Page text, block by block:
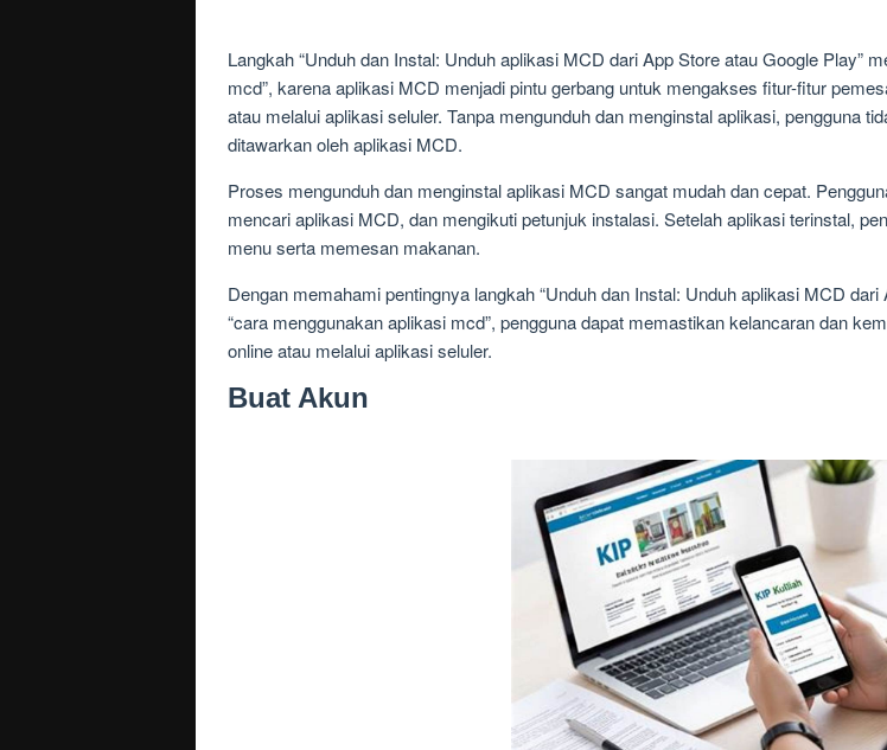
Langkah “Unduh dan Instal: Unduh aplikasi MCD dari App Store atau Google Play”
mcd”, karena aplikasi MCD menjadi pintu gerbang untuk mengakses fitur-fitur
atau melalui aplikasi seluler. Tanpa mengunduh dan menginstal aplikasi, pengguna
ditawarkan oleh aplikasi MCD.
Proses mengunduh dan menginstal aplikasi MCD sangat mudah dan cepat.
mencari aplikasi MCD, dan mengikuti petunjuk instalasi. Setelah aplikasi terinstal,
menu serta memesan makanan.
Dengan memahami pentingnya langkah “Unduh dan Instal: Unduh aplikasi MCD
“cara menggunakan aplikasi mcd”, pengguna dapat memastikan kelancaran dan
online atau melalui aplikasi seluler.
Buat Akun